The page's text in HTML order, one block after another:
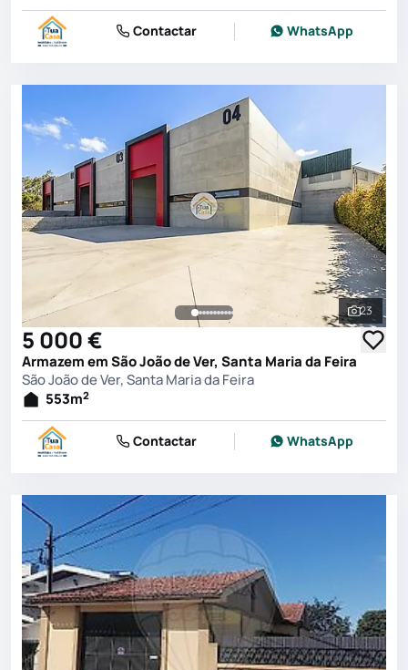
Contactar WhatsApp
Ver
23
5 000 €
Armazem em São João de Ver, Santa Maria da Feira
São João de Ver, Santa Maria da Feira
553m2
Contactar WhatsApp